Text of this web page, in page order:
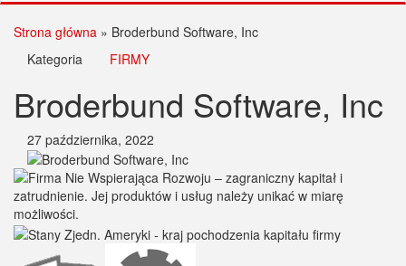
Strona główna » Broderbund Software, Inc
Kategoria
FIRMY
Broderbund Software, Inc
27 października, 2022